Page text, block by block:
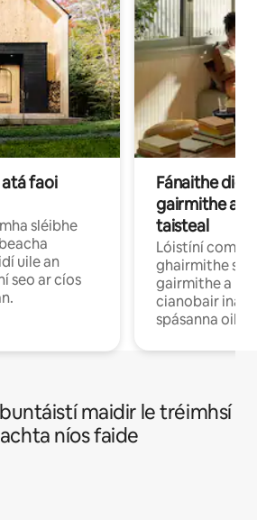
faoi
sléibhe
uile an
seo ar cíos
Fánaithe
gairmithe a
taisteal
Lóistíní
ghairmithe
gairmithe a
cianobair ina
spásanna
maidir le tréimhsí
níos faide